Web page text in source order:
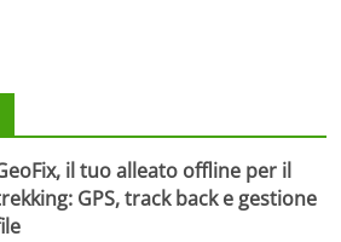
il tuo alleato offline per il
GPS, track back e gestione